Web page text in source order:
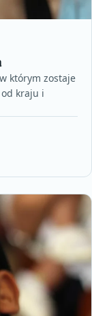
którym zostaje
kraju i